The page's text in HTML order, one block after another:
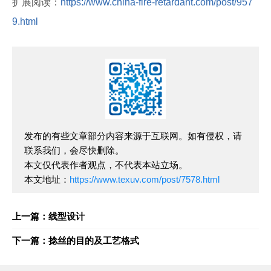
扩展阅读： https://www.china-fire-retardant.com/post/957
9.html
发布的有些文章部分内容来源于互联网。如有侵权，请
联系我们，会尽快删除。
本文仅代表作者观点，不代表本站立场。
本文地址： https://www.texuv.com/post/7578.html
上一篇：线型设计
下一篇：捻丝的目的及工艺格式